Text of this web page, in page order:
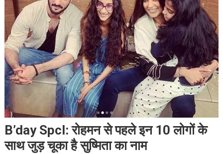
B’day Spcl: रोहमन से पहले इन 10 लोगों के
साथ जुड़ चूका है सुष्मिता का नाम